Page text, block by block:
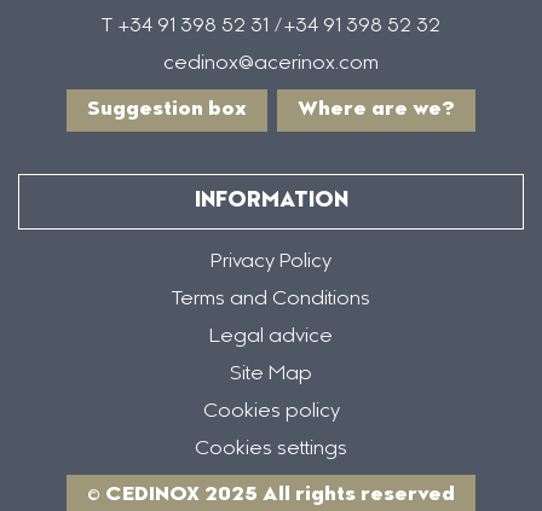
T +34 91 398 52 31 /+34 91 398 52 32
cedinox@acerinox.com
Suggestion box Where are we?
INFORMATION
Privacy Policy
Terms and Conditions
Legal advice
Site Map
Cookies policy
Cookies settings
© CEDINOX 2025 All rights reserved